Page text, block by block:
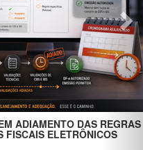
VENDA DE IMÓVEIS NO